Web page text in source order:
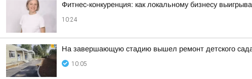
Фитнес-конкуренция: как локальному бизнесу
10:24
На завершающую стадию вышел ремонт детского
10:05